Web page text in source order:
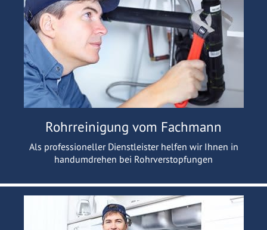
Rohrreinigung vom Fachmann
Als professioneller Dienstleister helfen wir Ihnen in
handumdrehen bei Rohrverstopfungen